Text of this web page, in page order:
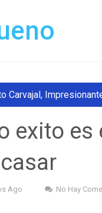
Carvajal,
exito es
Ago No Hay